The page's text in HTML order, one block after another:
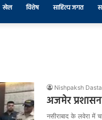
खेल विशेष साहित्य जगत
Nishpaksh
अजमेर
नसीराबाद के लवेरा में